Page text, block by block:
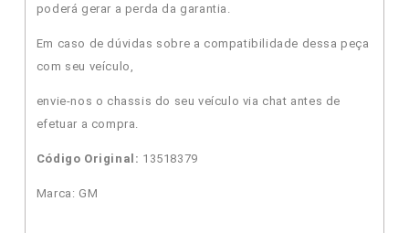
poderá gerar a perda da garantia.
Em caso de dúvidas sobre a compatibilidade dessa peça
com seu veículo,
envie-nos o chassis do seu veículo via chat antes de
efetuar a compra.
Código Original: 13518379
Marca: GM